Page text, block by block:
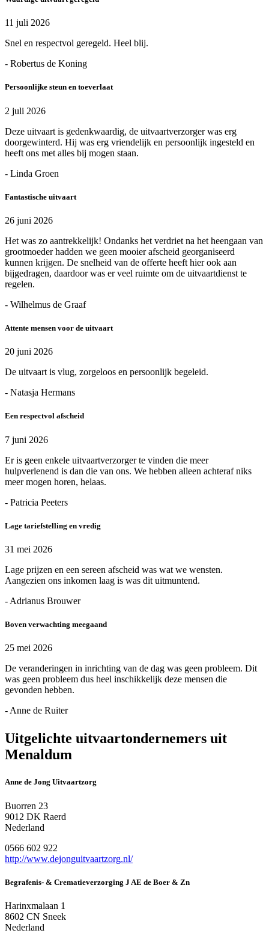
11 juli 2026
Snel en respectvol geregeld. Heel blij.
- Robertus de Koning
Persoonlijke steun en toeverlaat
2 juli 2026
Deze uitvaart is gedenkwaardig, de uitvaartverzorger was erg
doorgewinterd. Hij was erg vriendelijk en persoonlijk ingesteld en
heeft ons met alles bij mogen staan.
- Linda Groen
Fantastische uitvaart
26 juni 2026
Het was zo aantrekkelijk! Ondanks het verdriet na het heengaan van
grootmoeder hadden we geen mooier afscheid georganiseerd
kunnen krijgen. De snelheid van de offerte heeft hier ook aan
bijgedragen, daardoor was er veel ruimte om de uitvaartdienst te
regelen.
- Wilhelmus de Graaf
Attente mensen voor de uitvaart
20 juni 2026
De uitvaart is vlug, zorgeloos en persoonlijk begeleid.
- Natasja Hermans
Een respectvol afscheid
7 juni 2026
Er is geen enkele uitvaartverzorger te vinden die meer
hulpverlenend is dan die van ons. We hebben alleen achteraf niks
meer mogen horen, helaas.
- Patricia Peeters
Lage tariefstelling en vredig
31 mei 2026
Lage prijzen en een sereen afscheid was wat we wensten.
Aangezien ons inkomen laag is was dit uitmuntend.
- Adrianus Brouwer
Boven verwachting meegaand
25 mei 2026
De veranderingen in inrichting van de dag was geen probleem. Dit
was geen probleem dus heel inschikkelijk deze mensen die
gevonden hebben.
- Anne de Ruiter
Uitgelichte uitvaartondernemers uit
Menaldum
Anne de Jong Uitvaartzorg
Buorren 23
9012 DK Raerd
Nederland
0566 602 922
http://www.dejonguitvaartzorg.nl/
Begrafenis- & Crematieverzorging J AE de Boer & Zn
Harinxmalaan 1
8602 CN Sneek
Nederland